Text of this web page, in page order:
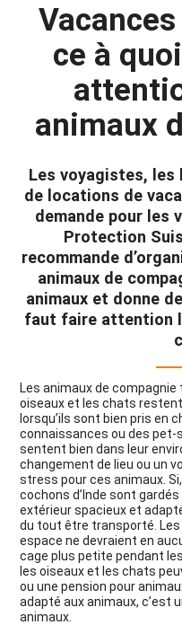
Vacances
ce à
animaux
Les voyagistes,
de locations de
demande pour les
Protection
recommande
animaux de
animaux et donne
faut faire attention
Les animaux de
oiseaux et les chats
lorsqu’ils sont bien pris en
connaissances ou des
sentent bien dans leur
changement de lieu ou un
stress pour ces animaux.
cochons d’Inde sont
extérieur spacieux et
du tout être transporté. Les
espace ne devraient en
cage plus petite pendant
les oiseaux et les chats
ou une pension pour
adapté aux animaux, c’est
animaux.